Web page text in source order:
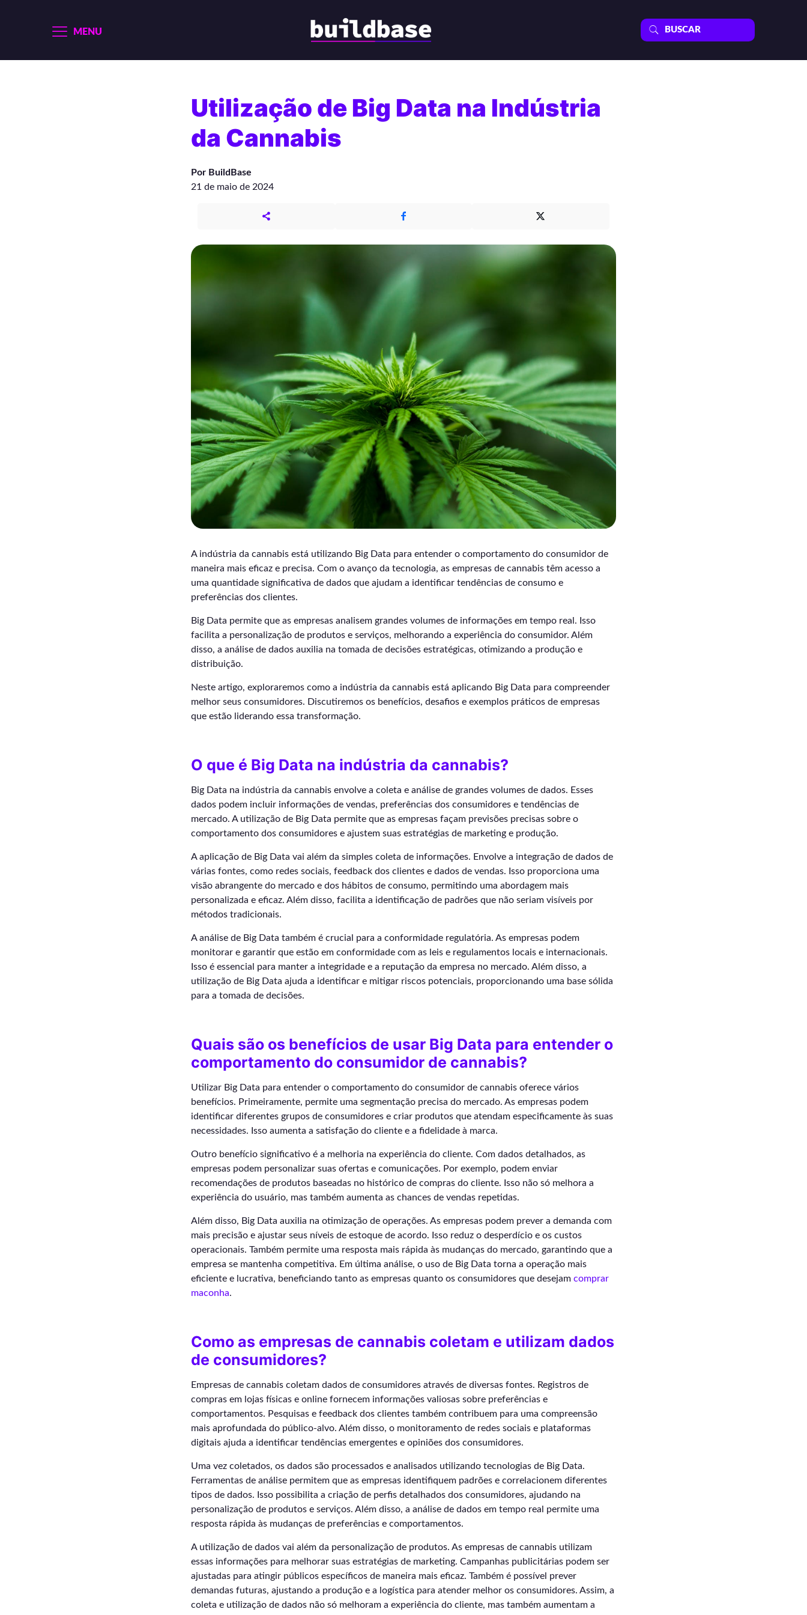
MENU
Utilização de Big Data na Indústria
da Cannabis
Por BuildBase
21 de maio de 2024
A indústria da cannabis está utilizando Big Data para entender o comportamento do consumidor de
maneira mais eficaz e precisa. Com o avanço da tecnologia, as empresas de cannabis têm acesso a
uma quantidade significativa de dados que ajudam a identificar tendências de consumo e
preferências dos clientes.
Big Data permite que as empresas analisem grandes volumes de informações em tempo real. Isso
facilita a personalização de produtos e serviços, melhorando a experiência do consumidor. Além
disso, a análise de dados auxilia na tomada de decisões estratégicas, otimizando a produção e
distribuição.
Neste artigo, exploraremos como a indústria da cannabis está aplicando Big Data para compreender
melhor seus consumidores. Discutiremos os benefícios, desafios e exemplos práticos de empresas
que estão liderando essa transformação.
O que é Big Data na indústria da cannabis?
Big Data na indústria da cannabis envolve a coleta e análise de grandes volumes de dados. Esses
dados podem incluir informações de vendas, preferências dos consumidores e tendências de
mercado. A utilização de Big Data permite que as empresas façam previsões precisas sobre o
comportamento dos consumidores e ajustem suas estratégias de marketing e produção.
A aplicação de Big Data vai além da simples coleta de informações. Envolve a integração de dados de
várias fontes, como redes sociais, feedback dos clientes e dados de vendas. Isso proporciona uma
visão abrangente do mercado e dos hábitos de consumo, permitindo uma abordagem mais
personalizada e eficaz. Além disso, facilita a identificação de padrões que não seriam visíveis por
métodos tradicionais.
A análise de Big Data também é crucial para a conformidade regulatória. As empresas podem
monitorar e garantir que estão em conformidade com as leis e regulamentos locais e internacionais.
Isso é essencial para manter a integridade e a reputação da empresa no mercado. Além disso, a
utilização de Big Data ajuda a identificar e mitigar riscos potenciais, proporcionando uma base sólida
para a tomada de decisões.
Quais são os benefícios de usar Big Data para entender o
comportamento do consumidor de cannabis?
Utilizar Big Data para entender o comportamento do consumidor de cannabis oferece vários
benefícios. Primeiramente, permite uma segmentação precisa do mercado. As empresas podem
identificar diferentes grupos de consumidores e criar produtos que atendam especificamente às suas
necessidades. Isso aumenta a satisfação do cliente e a fidelidade à marca.
Outro benefício significativo é a melhoria na experiência do cliente. Com dados detalhados, as
empresas podem personalizar suas ofertas e comunicações. Por exemplo, podem enviar
recomendações de produtos baseadas no histórico de compras do cliente. Isso não só melhora a
experiência do usuário, mas também aumenta as chances de vendas repetidas.
Além disso, Big Data auxilia na otimização de operações. As empresas podem prever a demanda com
mais precisão e ajustar seus níveis de estoque de acordo. Isso reduz o desperdício e os custos
operacionais. Também permite uma resposta mais rápida às mudanças do mercado, garantindo que a
empresa se mantenha competitiva. Em última análise, o uso de Big Data torna a operação mais
eficiente e lucrativa, beneficiando tanto as empresas quanto os consumidores que desejam comprar
maconha.
Como as empresas de cannabis coletam e utilizam dados
de consumidores?
Empresas de cannabis coletam dados de consumidores através de diversas fontes. Registros de
compras em lojas físicas e online fornecem informações valiosas sobre preferências e
comportamentos. Pesquisas e feedback dos clientes também contribuem para uma compreensão
mais aprofundada do público-alvo. Além disso, o monitoramento de redes sociais e plataformas
digitais ajuda a identificar tendências emergentes e opiniões dos consumidores.
Uma vez coletados, os dados são processados e analisados utilizando tecnologias de Big Data.
Ferramentas de análise permitem que as empresas identifiquem padrões e correlacionem diferentes
tipos de dados. Isso possibilita a criação de perfis detalhados dos consumidores, ajudando na
personalização de produtos e serviços. Além disso, a análise de dados em tempo real permite uma
resposta rápida às mudanças de preferências e comportamentos.
A utilização de dados vai além da personalização de produtos. As empresas de cannabis utilizam
essas informações para melhorar suas estratégias de marketing. Campanhas publicitárias podem ser
ajustadas para atingir públicos específicos de maneira mais eficaz. Também é possível prever
demandas futuras, ajustando a produção e a logística para atender melhor os consumidores. Assim, a
coleta e utilização de dados não só melhoram a experiência do cliente, mas também aumentam a